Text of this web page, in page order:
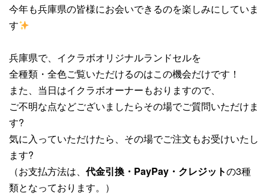
今年も兵庫県の皆様にお会いできるのを楽しみにしていま
す
兵庫県で、イクラボオリジナルランドセルを
全種類・全色ご覧いただけるのはこの機会だけです！
また、当日はイクラボオーナーもおりますので、
ご不明な点などございましたらその場でご質問いただけま
す?
気に入っていただけたら、その場でご注文もお受けいたし
ます?
（お支払方法は、代金引換・PayPay・クレジットの3種
類となっております。）